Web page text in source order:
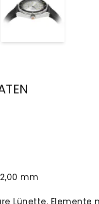
mm
Lünette, Elemente